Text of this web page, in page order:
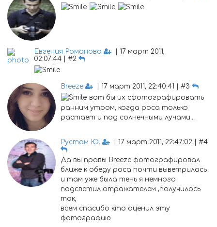
Евгения Романова
| 17 март 2011,
02:07:44 | #2
Breeze
| 17 март 2011, 22:40:41 | #3
вот бы их сфотографировать
ранним утром, когда роса только
растает и под солнечными лучами...
Рустам Ю. | 17 март 2011, 22:47:02 | #4
Да вы правы Breeze фотографировал
ближе к обеду роса почти выветрилась
и там уже была тень я немного
подсветил отражателем ,получилось
так,
всем спасибо кто оценил эту
фотографию